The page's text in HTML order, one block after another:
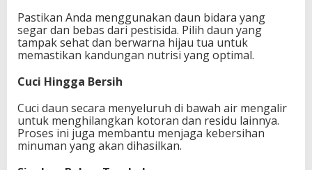
Pastikan Anda menggunakan daun bidara yang
segar dan bebas dari pestisida. Pilih daun yang
tampak sehat dan berwarna hijau tua untuk
memastikan kandungan nutrisi yang optimal.
Cuci Hingga Bersih
Cuci daun secara menyeluruh di bawah air mengalir
untuk menghilangkan kotoran dan residu lainnya.
Proses ini juga membantu menjaga kebersihan
minuman yang akan dihasilkan.